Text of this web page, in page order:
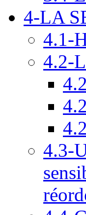
4-LA
4.1-
4.2-
4.3-